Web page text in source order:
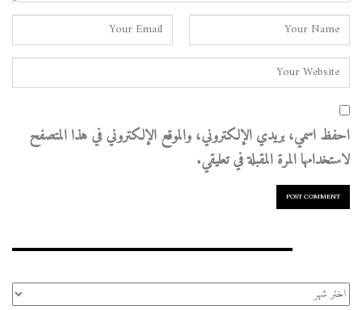
احفظ اسمي، بريدي الإلكتروني، والموقع الإلكتروني في هذا المتصفح
لاستخدامها المرة المقبلة في تعليقي.
الأرشيف